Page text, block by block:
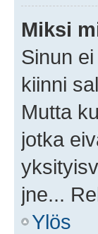
Miksi
Sinun
kiinni
Mutta
jotka
jne...
Ylös